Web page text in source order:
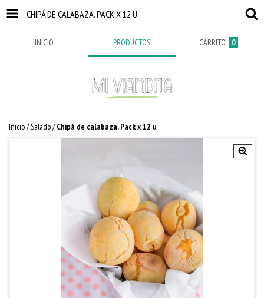
CHIPÁ DE CALABAZA. PACK X 12 U
INICIO PRODUCTOS CARRITO 0
Inicio/Salado/ Chipá de calabaza. Pack x 12 u